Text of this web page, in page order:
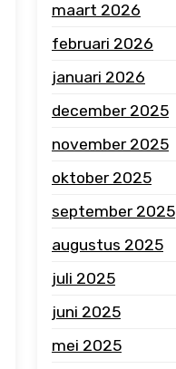
maart 2026
februari 2026
januari 2026
december 2025
november 2025
oktober 2025
september 2025
augustus 2025
juli 2025
juni 2025
mei 2025